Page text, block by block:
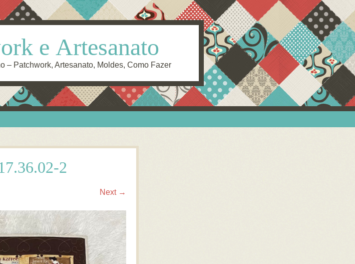
e Artesanato
– Patchwork, Artesanato, Moldes, Como Fazer
2
Next →